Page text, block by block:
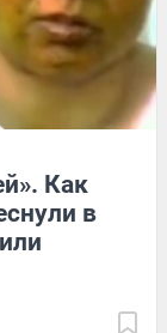
Как
в